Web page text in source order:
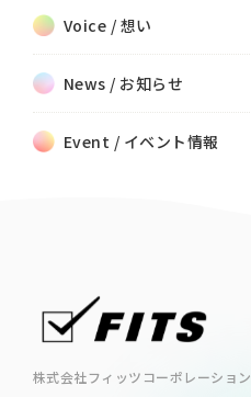
Voice / 想い
News / お知らせ
Event / イベント情報
株式会社フィッツコーポレーション